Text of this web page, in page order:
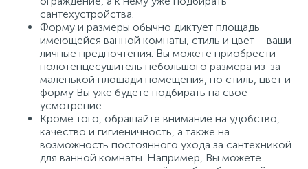
сантехустройства.
Форму и размеры обычно диктует площадь
имеющейся ванной комнаты, стиль и цвет – ваши
личные предпочтения. Вы можете приобрести
полотенцесушитель небольшого размера из-за
маленькой площади помещения, но стиль, цвет и
форму Вы уже будете подбирать на свое
усмотрение.
Кроме того, обращайте внимание на удобство,
качество и гигиеничность, а также на
возможность постоянного ухода за сантехникой
для ванной комнаты. Например, Вы можете